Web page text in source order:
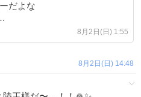
だよな
8月2日(日) 1:55
8月2日(日) 14:48